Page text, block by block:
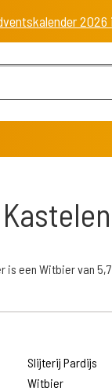
is een Witbier van
Slijterij Pardijs
Witbier